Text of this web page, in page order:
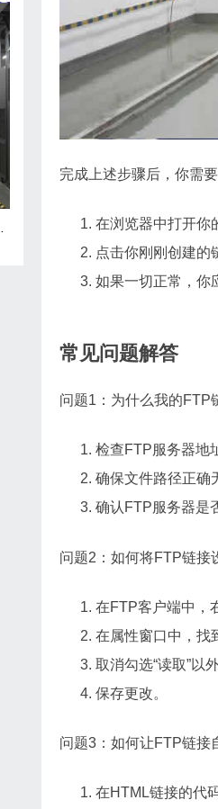
完成上述步骤后，你需
在浏览器中打开你
点击你刚刚创建的
如果一切正常，你
常见问题解答
问题1： 为什么我的FTP
检查FTP服务器地
确保文件路径正确
确认FTP服务器是
问题2： 如何将FTP链接
在FTP客户端中，
在属性窗口中，找
取消勾选“读取”以
保存更改。
问题3： 如何让FTP链接
在HTML链接的代